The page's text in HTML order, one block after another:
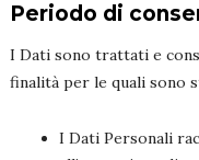
Periodo di
I Dati sono trattati e
finalità per le quali sono
I Dati Personali